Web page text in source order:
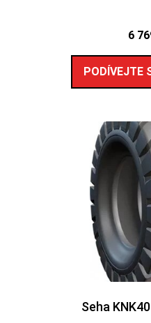
6
PODÍVEJTE
Seha